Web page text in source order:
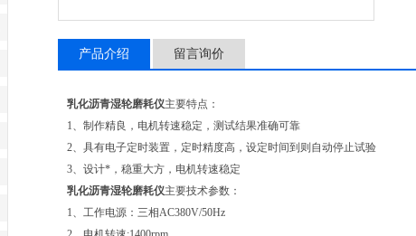
产品介绍 留言询价
乳化沥青湿轮磨耗仪主要特点：
1、制作精良，电机转速稳定，测试结果准确可靠
2、具有电子定时装置，定时精度高，设定时间到则自动停止试验
3、设计*，稳重大方，电机转速稳定
乳化沥青湿轮磨耗仪主要技术参数：
1、工作电源：三相AC380V/50Hz